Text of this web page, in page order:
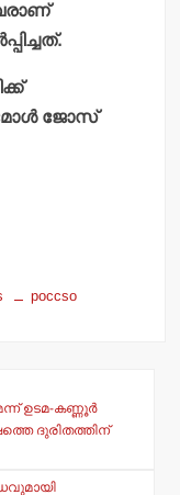
ജോസ്
poccso
ഉടമ-കണ്ണൂര്‍
ദുരിതത്തിന്